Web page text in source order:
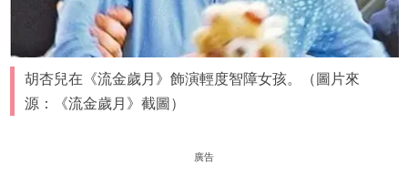
胡杏兒在《流金歲月》飾演輕度智障女孩。（圖片來
源：《流金歲月》截圖）
廣告